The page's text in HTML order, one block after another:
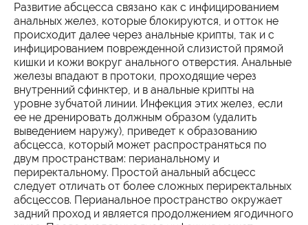
Развитие абсцесса связано как с инфицированием
анальных желез, которые блокируются, и отток не
происходит далее через анальные крипты, так и с
инфицированием поврежденной слизистой прямой
кишки и кожи вокруг анального отверстия. Анальные
железы впадают в протоки, проходящие через
внутренний сфинктер, и в анальные крипты на
уровне зубчатой линии. Инфекция этих желез, если
ее не дренировать должным образом (удалить
выведением наружу), приведет к образованию
абсцесса, который может распространяться по
двум пространствам: перианальному и
периректальному. Простой анальный абсцесс
следует отличать от более сложных периректальных
абсцессов. Перианальное пространство окружает
задний проход и является продолжением ягодичного